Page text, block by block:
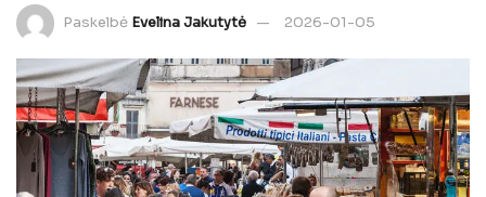
Paskelbė Evelina Jakutytė 2026-01-05